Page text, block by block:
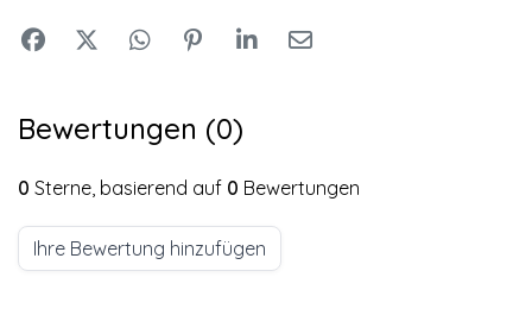
Bewertungen (0)
0 Sterne, basierend auf 0 Bewertungen
Ihre Bewertung hinzufügen